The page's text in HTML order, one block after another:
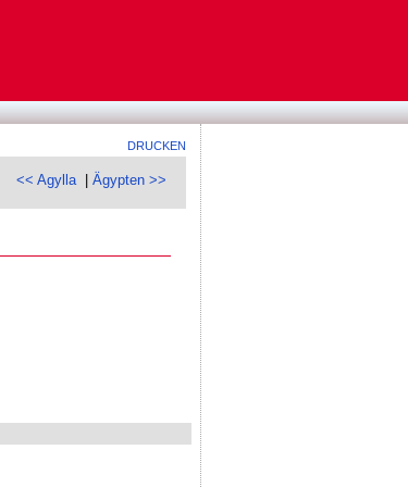
DRUCKEN
<< Agylla|Ägypten >>